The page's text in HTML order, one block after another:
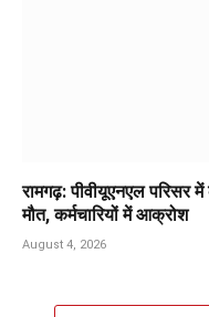
रामगढ़: पीवीयूएनएल परिसर में
मौत, कर्मचारियों में आक्रोश
August 4, 2026